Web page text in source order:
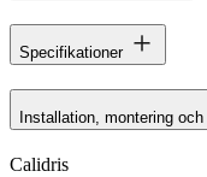
Specifikationer
Installation, montering och
Calidris